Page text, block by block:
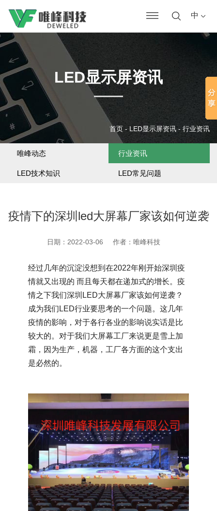
中
LED显示屏资讯
首页 - LED显示屏资讯 - 行业资讯
唯峰动态 行业资讯
LED技术知识 LED常见问题
疫情下的深圳led大屏幕厂家该如何逆袭
日期：2022-03-06 作者：唯峰科技
经过几年的沉淀没想到在2022年刚开始深圳疫
情就又出现的 而且每天都在递加式的增长。疫
情之下我们深圳LED大屏幕厂家该如何逆袭？
成为我们LED行业要思考的一个问题。这几年
疫情的影响，对于各行各业的影响说实话是比
较大的。对于我们大屏幕工厂来说更是雪上加
霜，因为生产，机器，工厂各方面的这个支出
是必然的。